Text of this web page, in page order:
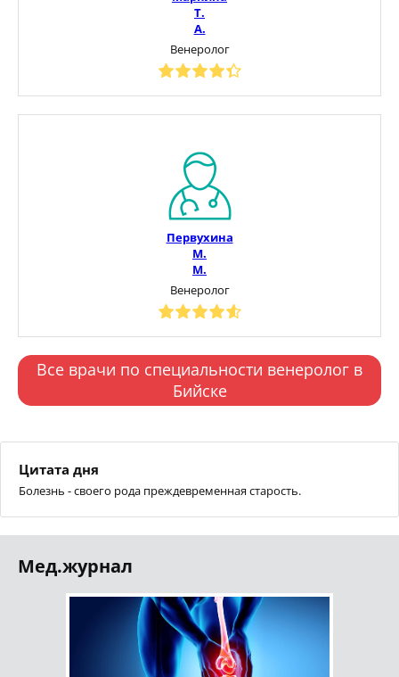
Т.
А.
Венеролог
Первухина
М.
М.
Венеролог
Все врачи по специальности венеролог в
Бийске
Цитата дня
Болезнь - своего рода преждевременная старость.
Мед.журнал